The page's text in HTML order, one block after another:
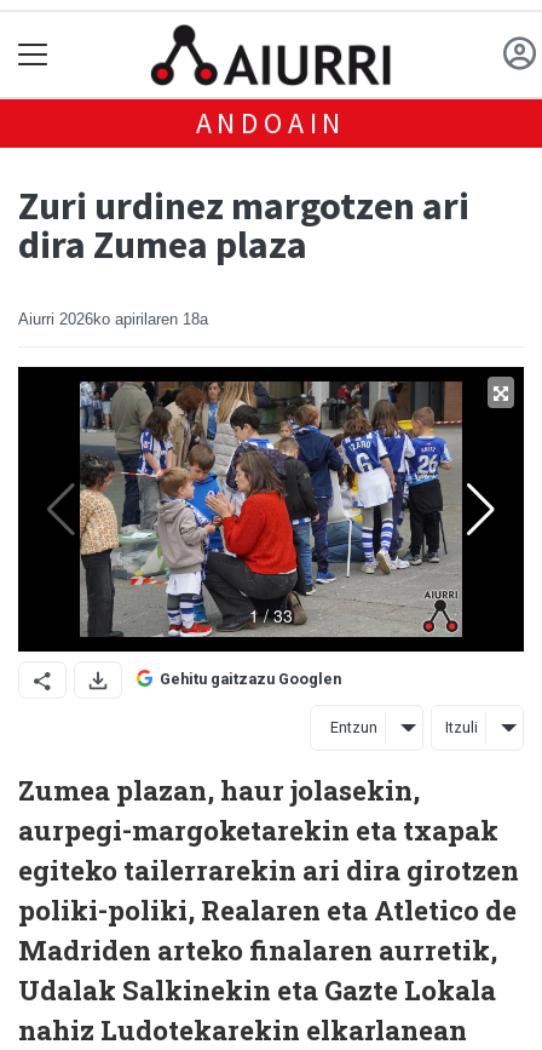
ANDOAIN
Zuri urdinez margotzen ari
dira Zumea plaza
Aiurri 2026ko apirilaren 18a
Gehitu gaitzazu Googlen
Entzun Itzuli
Zumea plazan, haur jolasekin,
aurpegi-margoketarekin eta txapak
egiteko tailerrarekin ari dira girotzen
poliki-poliki, Realaren eta Atletico de
Madriden arteko finalaren aurretik,
Udalak Salkinekin eta Gazte Lokala
nahiz Ludotekarekin elkarlanean